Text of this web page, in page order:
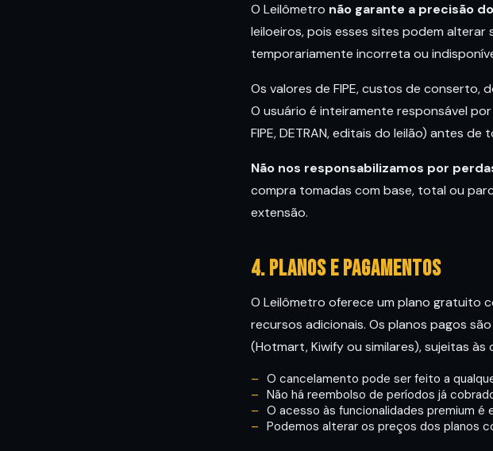
O Leilômetro não garante a precisão
leiloeiros, pois esses sites podem
temporariamente incorreta ou
Os valores de FIPE, custos de conserto,
O usuário é inteiramente responsável
FIPE, DETRAN, editais do leilão) antes
Não nos responsabilizamos por
compra tomadas com base, total ou
extensão.
4. Planos e pagamentos
O Leilômetro oferece um plano gratuito
recursos adicionais. Os planos pagos
(Hotmart, Kiwify ou similares), sujeitas
O cancelamento pode ser feito a
Não há reembolso de períodos já
O acesso às funcionalidades premium
Podemos alterar os preços dos planos